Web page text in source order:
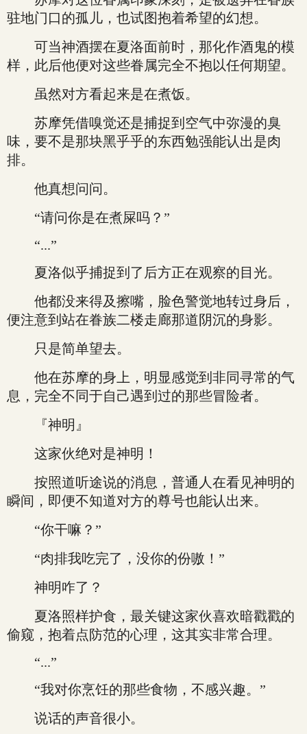
驻地门口的孤儿，也试图抱着希望的幻想。
可当神酒摆在夏洛面前时，那化作酒鬼的模
样，此后他便对这些眷属完全不抱以任何期望。
虽然对方看起来是在煮饭。
苏摩凭借嗅觉还是捕捉到空气中弥漫的臭
味，要不是那块黑乎乎的东西勉强能认出是肉
排。
他真想问问。
“请问你是在煮屎吗？”
“...”
夏洛似乎捕捉到了后方正在观察的目光。
他都没来得及擦嘴，脸色警觉地转过身后，
便注意到站在眷族二楼走廊那道阴沉的身影。
只是简单望去。
他在苏摩的身上，明显感觉到非同寻常的气
息，完全不同于自己遇到过的那些冒险者。
『神明』
这家伙绝对是神明！
按照道听途说的消息，普通人在看见神明的
瞬间，即便不知道对方的尊号也能认出来。
“你干嘛？”
“肉排我吃完了，没你的份嗷！”
神明咋了？
夏洛照样护食，最关键这家伙喜欢暗戳戳的
偷窥，抱着点防范的心理，这其实非常合理。
“...”
“我对你烹饪的那些食物，不感兴趣。”
说话的声音很小。